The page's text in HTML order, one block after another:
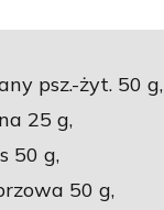
psz.-żyt. 50 g,
25 g,
50 g,
50 g,